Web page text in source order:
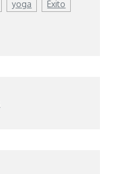
yoga Éxito